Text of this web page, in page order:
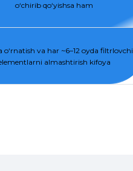
o‘chirib qo‘yishsa ham
o‘rnatish va har ~6–12 oyda filtrlovchi
almashtirish kifoya